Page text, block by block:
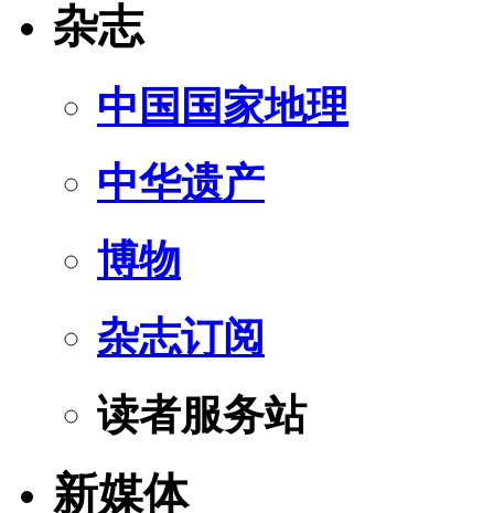
杂志
中国国家地理
中华遗产
博物
杂志订阅
读者服务站
新媒体